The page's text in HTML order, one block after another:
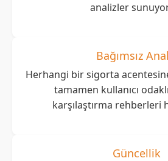
analizler
Bağımsız
Herhangi bir sigorta
tamamen kullanıcı
karşılaştırma rehberleri
Güncellik